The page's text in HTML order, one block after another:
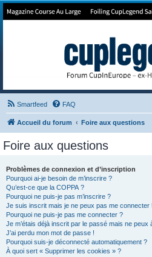
Forum de Cup In Europe
Smartfeed FAQ
Accueil du forum Foire aux questions
Foire aux questions
Problèmes de connexion et d’inscription
Pourquoi ai-je besoin de m’inscrire ?
Qu’est-ce que la COPPA ?
Pourquoi ne puis-je pas m’inscrire ?
Je suis inscrit mais je ne peux pas me connecter !
Pourquoi ne puis-je pas me connecter ?
Je m’étais déjà inscrit par le passé mais ne
J’ai perdu mon mot de passe !
Pourquoi suis-je déconnecté automatiquement ?
À quoi sert « Supprimer les cookies » ?